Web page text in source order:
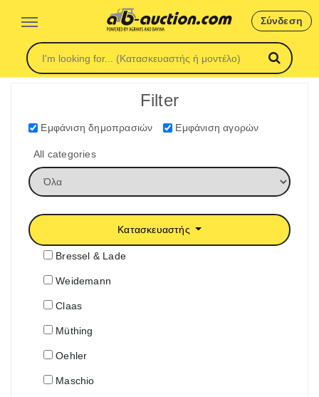
Σύνδεση
Filter
Εμφάνιση δημοπρασιών Εμφάνιση αγορών
All categories
Κατασκευαστής
Bressel & Lade
Weidemann
Claas
Müthing
Oehler
Maschio